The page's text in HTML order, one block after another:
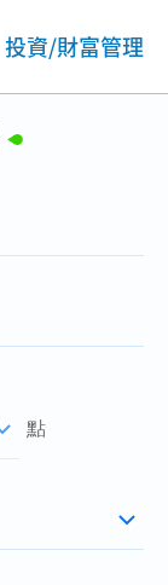
投資/財富管理
點